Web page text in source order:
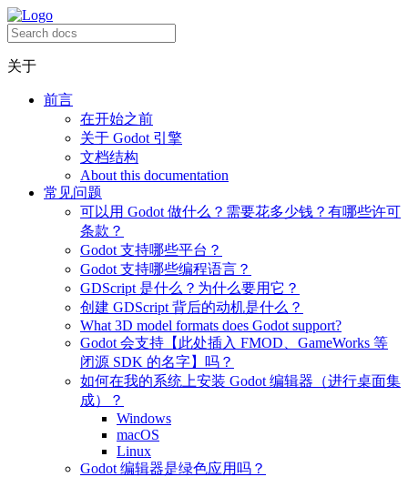
关于
前言
在开始之前
关于 Godot 引擎
文档结构
About this documentation
常见问题
可以用 Godot 做什么？需要花多少钱？有哪些许可
条款？
Godot 支持哪些平台？
Godot 支持哪些编程语言？
GDScript 是什么？为什么要用它？
创建 GDScript 背后的动机是什么？
What 3D model formats does Godot support?
Godot 会支持【此处插入 FMOD、GameWorks 等
闭源 SDK 的名字】吗？
如何在我的系统上安装 Godot 编辑器（进行桌面集
成）？
Windows
macOS
Linux
Godot 编辑器是绿色应用吗？